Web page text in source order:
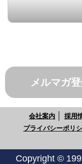
メルマガ
会社案内 採用
プライバシーポリ
Copyright ©